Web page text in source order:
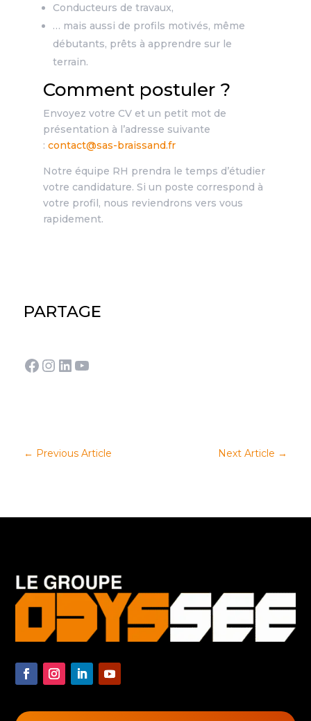
Conducteurs de travaux,
… mais aussi de profils motivés, même
débutants, prêts à apprendre sur le
terrain.
Comment postuler ?
Envoyez votre CV et un petit mot de
présentation à l’adresse suivante
:contact@sas-braissand.fr
Notre équipe RH prendra le temps d’étudier
votre candidature. Si un poste correspond à
votre profil, nous reviendrons vers vous
rapidement.
PARTAGE
Facebook
Instagram
LinkedIn
YouTube
← Previous Article Next Article →